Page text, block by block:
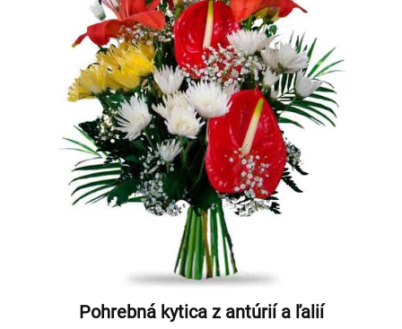
Pohrebná kytica z antúrií a ľalií